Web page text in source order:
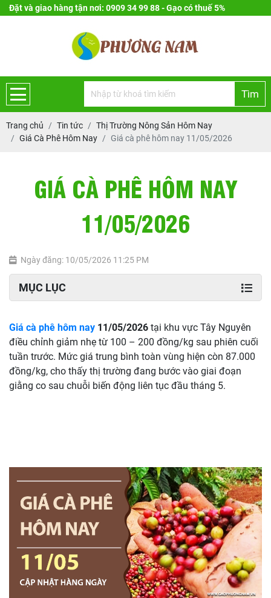
Đặt và giao hàng tận nơi: 0909 34 99 88 - Gạo có thuế 5%
Tìm
Trang chủ Tin tức
Thị Trường Nông Sản Hôm Nay
Giá Cà Phê Hôm Nay
Giá cà phê hôm nay 11/05/2026
GIÁ CÀ PHÊ HÔM NAY
11/05/2026
Ngày đăng: 10/05/2026 11:25 PM
MỤC LỤC
Giá cà phê hôm nay 11/05/2026 tại khu vực Tây Nguyên
điều chỉnh giảm nhẹ từ 100 – 200 đồng/kg sau phiên cuối
tuần trước. Mức giá trung bình toàn vùng hiện còn 87.000
đồng/kg, cho thấy thị trường đang bước vào giai đoạn
giằng co sau chuỗi biến động liên tục đầu tháng 5.